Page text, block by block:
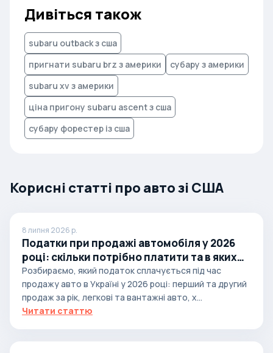
Дивіться також
subaru outback з сша
пригнати subaru brz з америки
субару з америки
subaru xv з америки
ціна пригону subaru ascent з сша
субару форестер із сша
Корисні статті про авто зі США
8 липня 2026 р.
Податки при продажі автомобіля у 2026
році: скільки потрібно платити та в яких
випадках
Розбираємо, який податок сплачується під час
продажу авто в Україні у 2026 році: перший та другий
продаж за рік, легкові та вантажні авто, х...
Читати статтю